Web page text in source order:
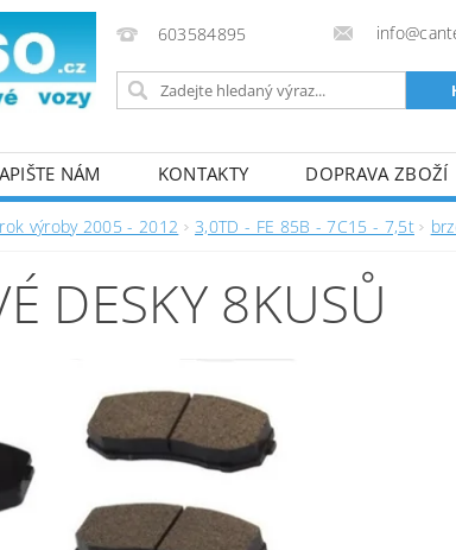
603584895
NÁM KONTAKTY DOPRAVA ZBOŽÍ
rok výroby 2005 - 2012 3,0TD - FE 85B - 7C15 - 7,5t
DESKY 8KUSŮ